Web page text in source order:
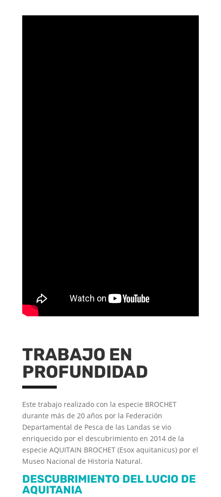
TRABAJO EN
PROFUNDIDAD
Este trabajo realizado con la especie BROCHET
durante más de 20 años por la Federación
Departamental de Pesca de las Landas se vio
enriquecido por el descubrimiento en 2014 de la
especie AQUITAIN BROCHET (Esox aquitanicus) por el
Museo Nacional de Historia Natural.
DESCUBRIMIENTO DEL LUCIO DE
AQUITANIA